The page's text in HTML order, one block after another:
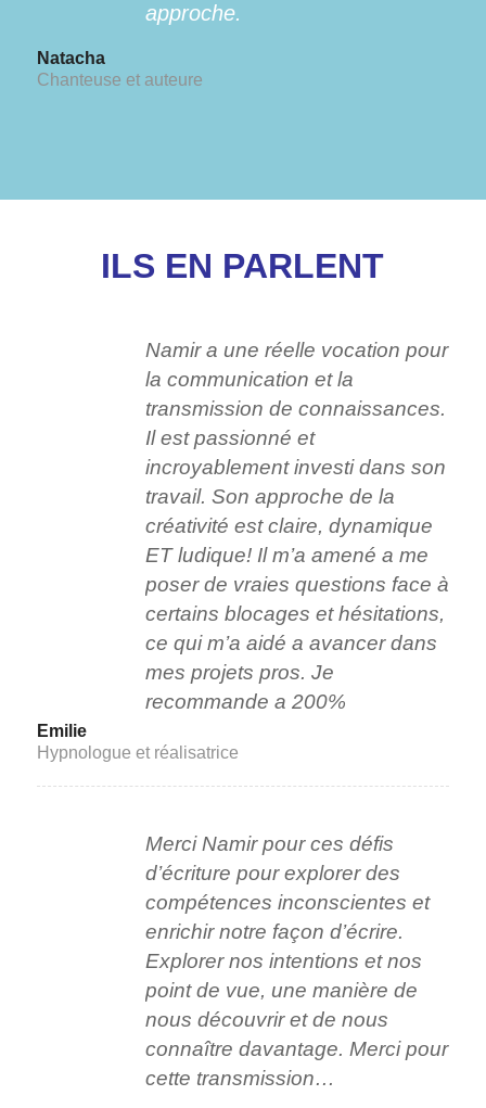
approche.
Natacha
Chanteuse et auteure
ILS EN PARLENT
Namir a une réelle vocation pour
la communication et la
transmission de connaissances.
Il est passionné et
incroyablement investi dans son
travail. Son approche de la
créativité est claire, dynamique
ET ludique! Il m’a amené a me
poser de vraies questions face à
certains blocages et hésitations,
ce qui m’a aidé a avancer dans
mes projets pros. Je
recommande a 200%
Emilie
Hypnologue et réalisatrice
Merci Namir pour ces défis
d’écriture pour explorer des
compétences inconscientes et
enrichir notre façon d’écrire.
Explorer nos intentions et nos
point de vue, une manière de
nous découvrir et de nous
connaître davantage. Merci pour
cette transmission…